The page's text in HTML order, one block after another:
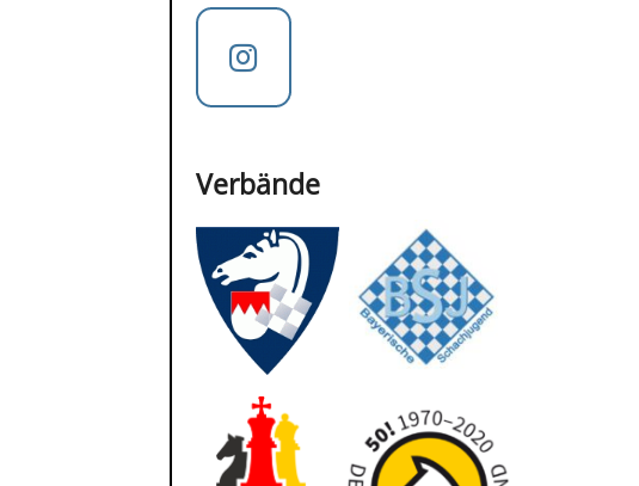
Verbände